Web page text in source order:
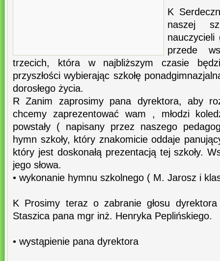
K
naszej
przede
trzecich, która w najbliższym czasie
przyszłości wybierając szkołę
dorosłego życia.
R Zanim zaprosimy pana dyrektora, aby
chcemy zaprezentować wam , młodzi
powstały ( napisany przez naszego
hymn szkoły, który znakomicie oddaje
który jest doskonałą prezentacją tej szkoły.
jego słowa.
• wykonanie hymnu szkolnego ( M. Jarosz i
K Prosimy teraz o zabranie głosu
Staszica pana mgr inż. Henryka Peplińskiego.
• wystąpienie pana dyrektora